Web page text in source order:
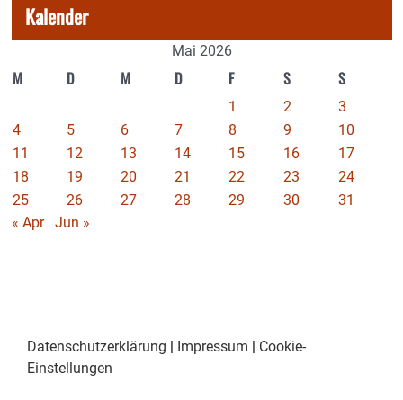
Kalender
Mai 2026
M D M D F S S
1 2
3
4
5 6 7 8 9
10
11
12 13 14 15 16
17
18
19 20 21 22 23
24
25
26 27 28 29 30
31
« Apr
Jun »
Datenschutzerklärung | Impressum | Cookie-
Einstellungen